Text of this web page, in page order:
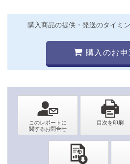
購入商品の提供・発送のタイミ
購入のお申